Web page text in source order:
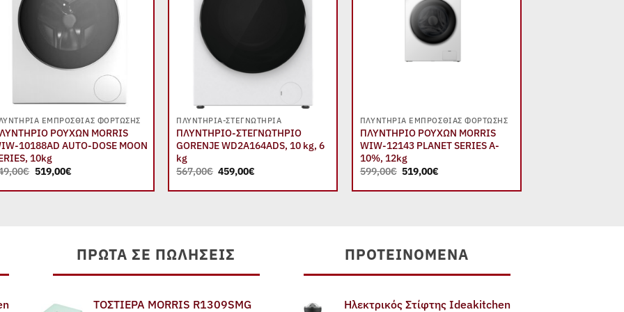
ΕΜΠΡΌΣΘΙΑΣ ΦΌΡΤΩΣΗΣ
ΡΟΥΧΩΝ MORRIS
10188AD AUTO-DOSE MOON
10kg
€ Original
price
was:
519,00€Η
τιμή
ΠΛΥΝΤΉΡΙΑ-ΣΤΕΓΝΩΤΉΡΙΑ
ΠΛΥΝΤΗΡΙΟ-ΣΤΕΓΝΩΤΗΡΙΟ
GORENJE WD2A164ADS, 10 kg, 6
kg
567,00€ Original
price
was:
459,00€Η
τιμή
ΠΛΥΝΤΉΡΙΑ ΕΜΠΡΌΣΘΙΑΣ ΦΌΡΤΩΣΗΣ
ΠΛΥΝΤΗΡΙΟ ΡΟΥΧΩΝ MORRIS
WIW-12143 PLANET SERIES A-
10%, 12kg
599,00€ Original
price
was:
519,00€Η
τιμή
ΠΡΏΤΑ ΣΕ ΠΩΛΉΣΕΙΣ
ΤΟΣΤΙΕΡΑ MORRIS R1309SMG
ΠΡΟΤΕΙΝΌΜΕΝΑ
Ηλεκτρικός Στίφτης Ideakitchen